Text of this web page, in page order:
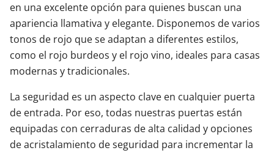
en una excelente opción para quienes buscan una
apariencia llamativa y elegante. Disponemos de varios
tonos de rojo que se adaptan a diferentes estilos,
como el rojo burdeos y el rojo vino, ideales para casas
modernas y tradicionales.
La seguridad es un aspecto clave en cualquier puerta
de entrada. Por eso, todas nuestras puertas están
equipadas con cerraduras de alta calidad y opciones
de acristalamiento de seguridad para incrementar la